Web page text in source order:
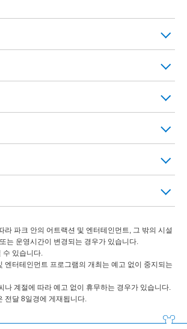
라 파크 안의 어트랙션 및 엔터테인먼트, 그 밖의 시설
는 운영시간이 변경되는 경우가 있습니다.
수 있습니다.
엔터테인먼트 프로그램의 개최는 예고 없이 중지되는
나 계절에 따라 예고 없이 휴무하는 경우가 있습니다.
전달 8일경에 게재됩니다.